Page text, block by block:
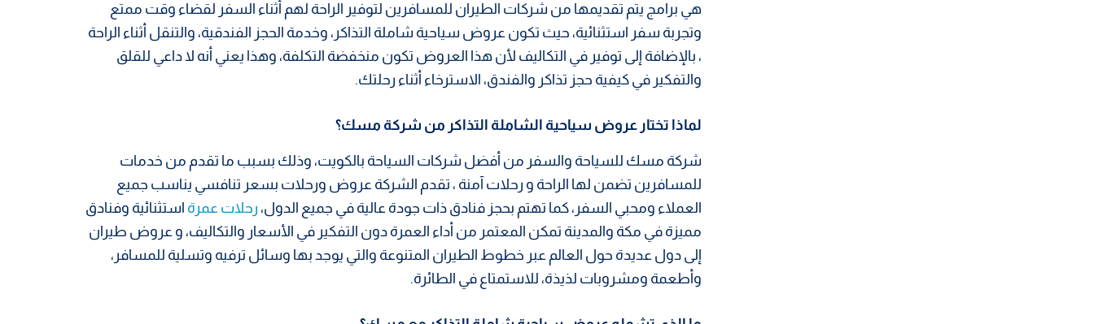
هي برامج يتم تقديمها من شركات الطيران للمسافرين لتوفير الراحة لهم أثناء السفر لقضاء وقت ممتع
وتجربة سفر استثنائية، حيث تكون عروض سياحية شاملة التذاكر، وخدمة الحجز الفندقية، والتنقل أثناء الراحة
، بالإضافة إلى توفير في التكاليف لأن هذا العروض تكون منخفضة التكلفة، وهذا يعني أنه لا داعي للقلق
والتفكير في كيفية حجز تذاكر والفندق، الاسترخاء أثناء رحلتك.
لماذا تختار عروض سياحية الشاملة التذاكر من شركة مسك؟
شركة مسك للسياحة والسفر من أفضل شركات السياحة بالكويت، وذلك بسبب ما تقدم من خدمات
للمسافرين تضمن لها الراحة و رحلات آمنة ، تقدم الشركة عروض ورحلات بسعر تنافسي يناسب جميع
العملاء ومحبي السفر، كما تهتم بحجز فنادق ذات جودة عالية في جميع الدول، رحلات عمرة استثنائية وفنادق
مميزة في مكة والمدينة تمكن المعتمر من أداء العمرة دون التفكير في الأسعار والتكاليف، و عروض طيران
إلى دول عديدة حول العالم عبر خطوط الطيران المتنوعة والتي يوجد بها وسائل ترفيه وتسلية للمسافر،
وأطعمة ومشروبات لذيذة، للاستمتاع في الطائرة.